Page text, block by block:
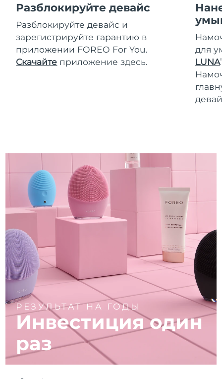
Разблокируйте девайс
Разблокируйте девайс и
зарегистрируйте гарантию в
приложении FOREO For You.
Скачайте приложение здесь.
для
LUNA
РЕЗУЛЬТАТ НА ГОДЫ
Инвестиция один
раз